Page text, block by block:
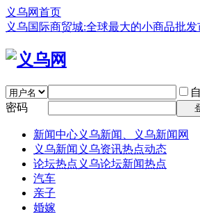
义乌网首页
义乌国际商贸城:全球最大的小商品批发
密码
新闻中心义乌新闻、义乌新闻网
义乌新闻 义乌资讯热点动态
论坛热点 义乌论坛新闻热点
汽车
亲子
婚嫁